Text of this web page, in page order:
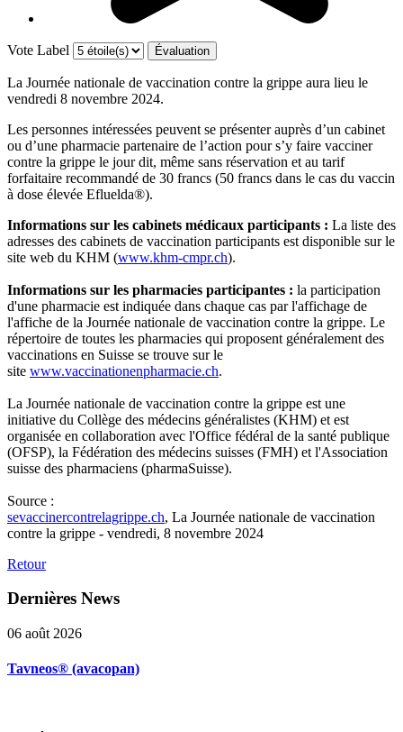
Vote Label
La Journée nationale de vaccination contre la grippe aura lieu le
vendredi 8 novembre 2024.
Les personnes intéressées peuvent se présenter auprès d’un cabinet
ou d’une pharmacie partenaire de l’action pour s’y faire vacciner
contre la grippe le jour dit, même sans réservation et au tarif
forfaitaire recommandé de 30 francs (50 francs dans le cas du vaccin
à dose élevée Efluelda®).
Informations sur les cabinets médicaux participants : La liste des
adresses des cabinets de vaccination participants est disponible sur le
site web du KHM (www.khm-cmpr.ch).
Informations sur les pharmacies participantes : la participation
d'une pharmacie est indiquée dans chaque cas par l'affichage de
l'affiche de la Journée nationale de vaccination contre la grippe. Le
répertoire de toutes les pharmacies qui proposent généralement des
vaccinations en Suisse se trouve sur le
site www.vaccinationenpharmacie.ch.
La Journée nationale de vaccination contre la grippe est une
initiative du Collège des médecins généralistes (KHM) et est
organisée en collaboration avec l'Office fédéral de la santé publique
(OFSP), la Fédération des médecins suisses (FMH) et l'Association
suisse des pharmaciens (pharmaSuisse).
Source :
sevaccinercontrelagrippe.ch, La Journée nationale de vaccination
contre la grippe - vendredi, 8 novembre 2024
Retour
Dernières News
06 août 2026
Tavneos® (avacopan)